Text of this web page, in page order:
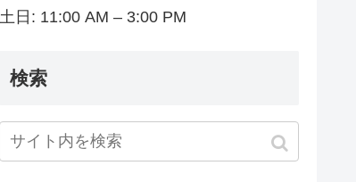
土日: 11:00 AM – 3:00 PM
検索